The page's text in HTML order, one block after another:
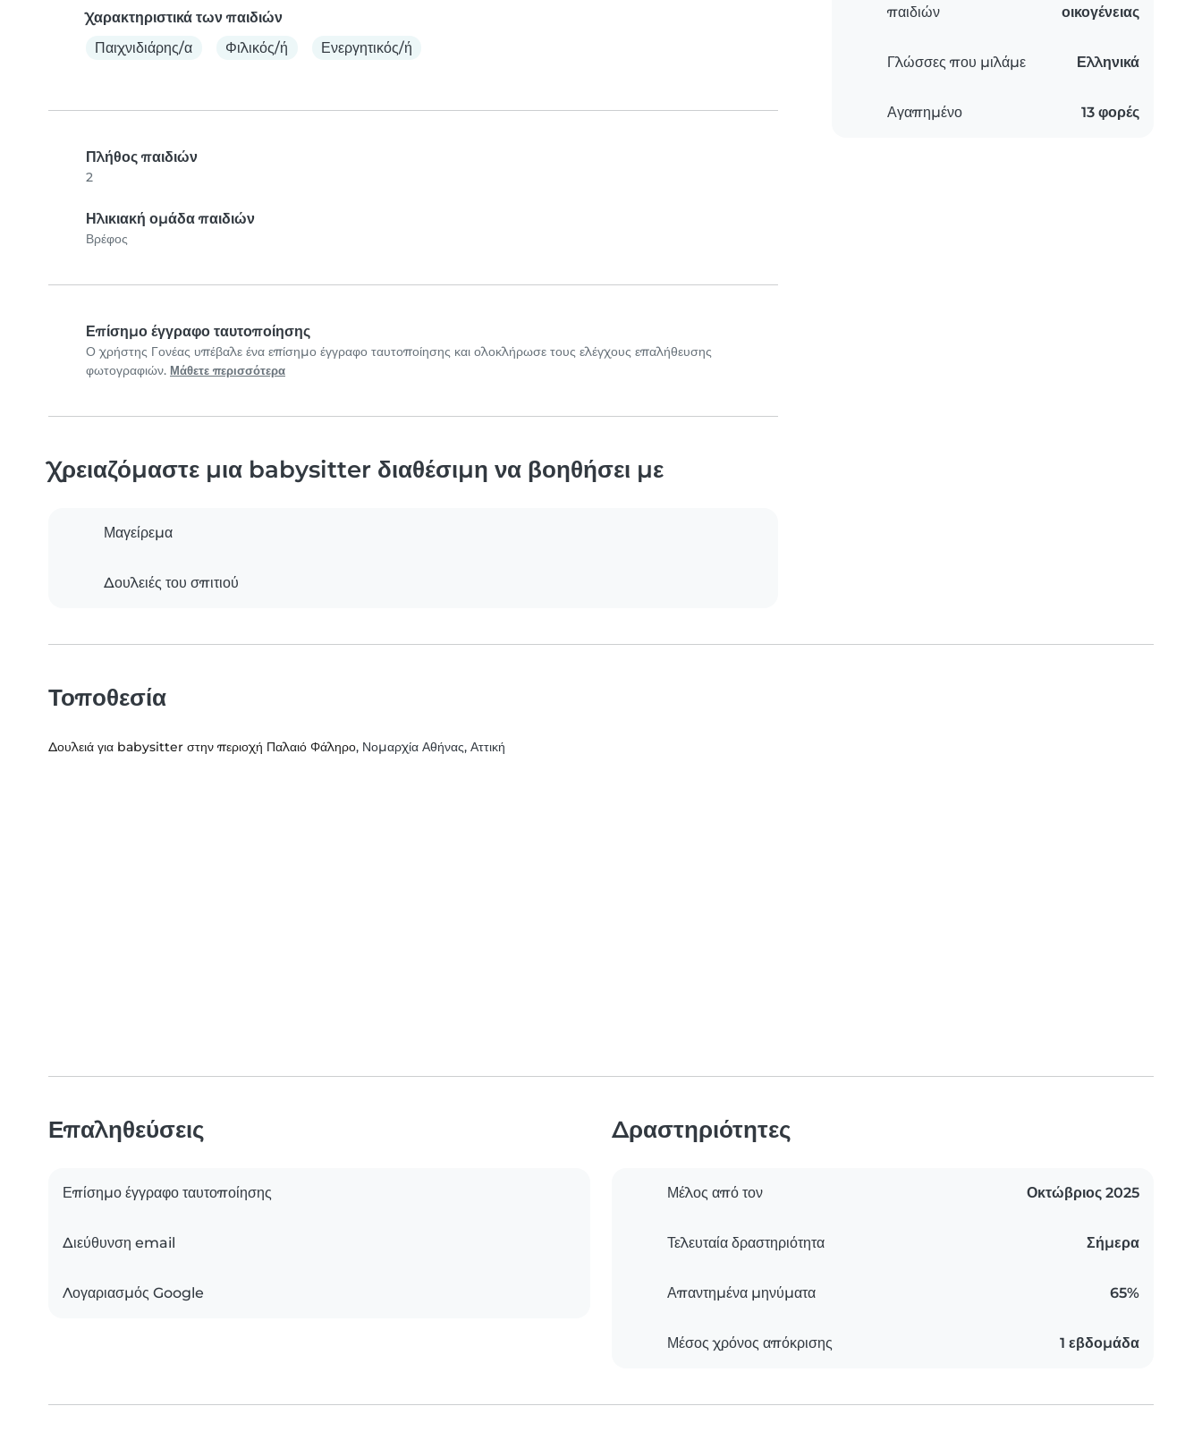
Χαρακτηριστικά των παιδιών
Παιχνιδιάρης/α
Φιλικός/ή Ενεργητικός/ή
Πλήθος παιδιών
2
Ηλικιακή ομάδα παιδιών
Βρέφος
Επίσημο έγγραφο ταυτοποίησης
Ο χρήστης Γονέας υπέβαλε ένα επίσημο έγγραφο ταυτοποίησης και ολοκλήρωσε τους ελέγχους επαλήθευσης
φωτογραφιών. Μάθετε περισσότερα
παιδιών
οικογένειας
Γλώσσες που μιλάμε Ελληνικά
Αγαπημένο 13 φορές
Χρειαζόμαστε μια babysitter διαθέσιμη να βοηθήσει με
Μαγείρεμα
Δουλειές του σπιτιού
Τοποθεσία
Δουλειά για babysitter στην περιοχή Παλαιό Φάληρο, Νομαρχία Αθήνας, Αττική
Επαληθεύσεις
Επίσημο έγγραφο ταυτοποίησης
Διεύθυνση email
Λογαριασμός Google
Δραστηριότητες
Μέλος από τον Οκτώβριος 2025
Τελευταία δραστηριότητα Σήμερα
Απαντημένα μηνύματα 65%
Μέσος χρόνος απόκρισης 1 εβδομάδα